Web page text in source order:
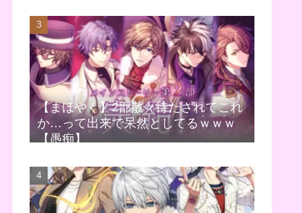
【まほやく】2部散々待たされてこれ
か…って出来で呆然としてるｗｗｗ
【愚痴】